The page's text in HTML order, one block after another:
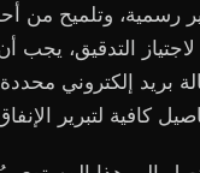
رسمية، وتلميح من
التدقيق، يجب
بريد إلكتروني
كافية لتبرير